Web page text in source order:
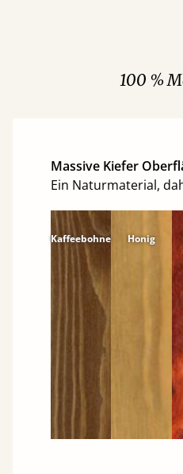
100 %
Massive Kiefer
Ein Naturmaterial,
Kaffeebohne Honig